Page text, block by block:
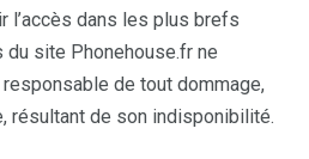
l’accès dans les plus brefs
site Phonehouse.fr ne
de tout dommage,
résultant de son indisponibilité.